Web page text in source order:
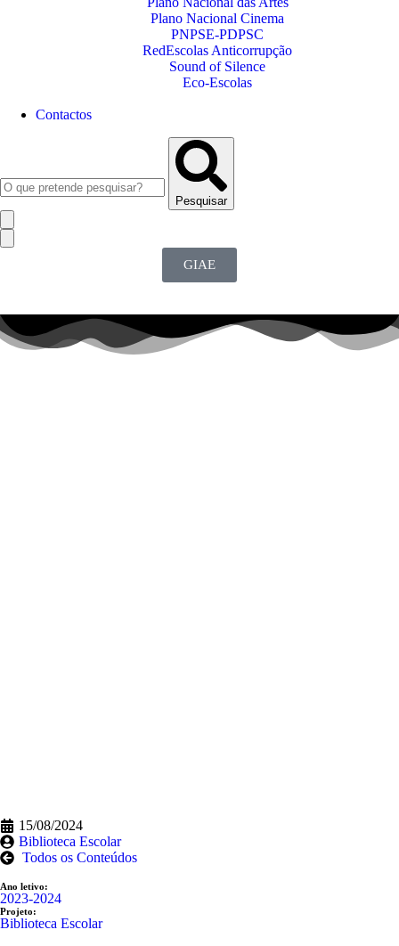
Plano Nacional Cinema
PNPSE-PDPSC
RedEscolas Anticorrupção
Sound of Silence
Eco-Escolas
Contactos
Pesquisar
GIAE
15/08/2024
Biblioteca Escolar
Todos os Conteúdos
Ano letivo:
2023-2024
Projeto:
Biblioteca Escolar